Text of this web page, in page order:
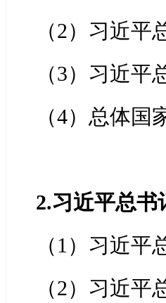
（2）习近
（3）习近
（4）总体国
2.习近平总书
（1）习近
（2）习近